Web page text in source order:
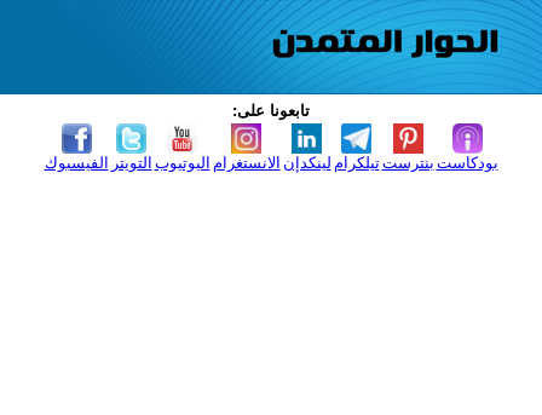
تابعونا على:
الفيسبوك التويتر اليوتيوب الانستغرام لينكدإن تيلكرامبنترست بودكاست